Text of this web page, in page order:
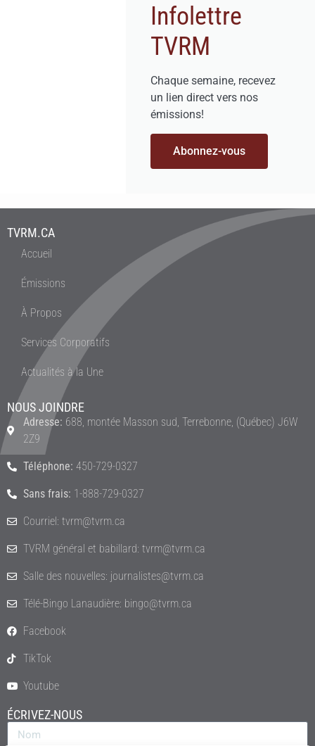
Infolettre
TVRM
Chaque semaine, recevez
un lien direct vers nos
émissions!
Abonnez-vous
TVRM.CA
Accueil
Émissions
À Propos
Services Corporatifs
Actualités à la Une
NOUS JOINDRE
Adresse: 688, montée Masson sud, Terrebonne, (Québec) J6W
2Z9
Téléphone: 450-729-0327
Sans frais: 1-888-729-0327
Courriel: tvrm@tvrm.ca
TVRM général et babillard: tvrm@tvrm.ca
Salle des nouvelles: journalistes@tvrm.ca
Télé-Bingo Lanaudière: bingo@tvrm.ca
Facebook
TikTok
Youtube
ÉCRIVEZ-NOUS